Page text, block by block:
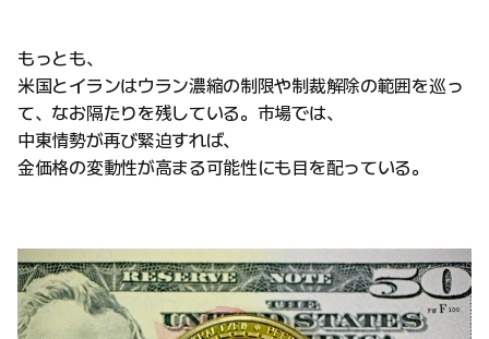
もっとも、
米国とイランはウラン濃縮の制限や制裁解除の範囲を巡っ
て、なお隔たりを残している。市場では、
中東情勢が再び緊迫すれば、
金価格の変動性が高まる可能性にも目を配っている。